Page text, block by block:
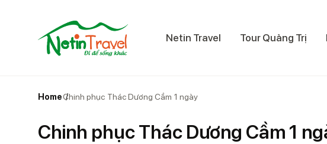
Netin Travel Tour Quảng Trị
HomeChinh phục Thác Dương Cầm 1 ngày
Chinh phục Thác Dương Cầm 1